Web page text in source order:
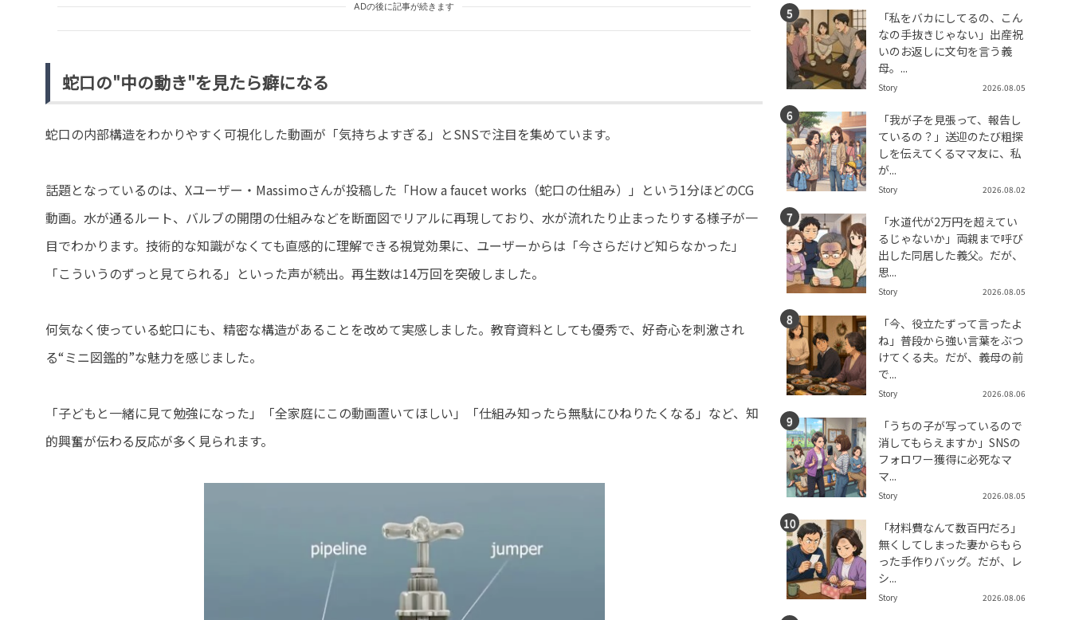
ADの後に記事が続きます
蛇口の"中の動き"を見たら癖になる
蛇口の内部構造をわかりやすく可視化した動画が「気持ちよすぎる」とSNSで注目を集めています。
話題となっているのは、Xユーザー・Massimoさんが投稿した「How a faucet works（蛇口の仕組み）」という1分ほどのCG
動画。水が通るルート、バルブの開閉の仕組みなどを断面図でリアルに再現しており、水が流れたり止まったりする様子が一
目でわかります。技術的な知識がなくても直感的に理解できる視覚効果に、ユーザーからは「今さらだけど知らなかった」
「こういうのずっと見てられる」といった声が続出。再生数は14万回を突破しました。
何気なく使っている蛇口にも、精密な構造があることを改めて実感しました。教育資料としても優秀で、好奇心を刺激され
る“ミニ図鑑的”な魅力を感じました。
「子どもと一緒に見て勉強になった」「全家庭にこの動画置いてほしい」「仕組み知ったら無駄にひねりたくなる」など、知
的興奮が伝わる反応が多く見られます。
「私をバカにしてるの、こん
なの手抜きじゃない」出産祝
いのお返しに文句を言う義
母。...
Story 2026.08.05
「我が子を見張って、報告し
ているの？」送迎のたび粗探
しを伝えてくるママ友に、私
が...
Story 2026.08.02
「水道代が2万円を超えてい
るじゃないか」両親まで呼び
出した同居した義父。だが、
思...
Story 2026.08.05
「今、役立たずって言ったよ
ね」普段から強い言葉をぶつ
けてくる夫。だが、義母の前
で...
Story 2026.08.06
「うちの子が写っているので
消してもらえますか」SNSの
フォロワー獲得に必死なマ
マ...
Story 2026.08.05
「材料費なんて数百円だろ」
無くしてしまった妻からもら
った手作りバッグ。だが、レ
シ...
Story 2026.08.06